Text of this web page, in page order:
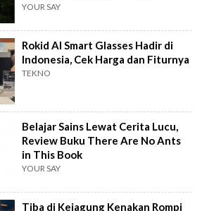
YOUR SAY
Rokid AI Smart Glasses Hadir di
Indonesia, Cek Harga dan Fiturnya
TEKNO
Belajar Sains Lewat Cerita Lucu,
Review Buku There Are No Ants
in This Book
YOUR SAY
Tiba di Kejagung Kenakan Rompi